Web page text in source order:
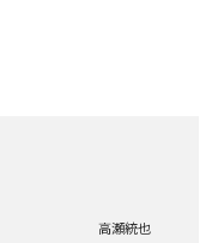
高瀬統也